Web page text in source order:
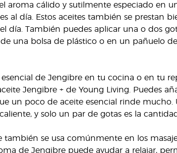
aroma cálido y sutilmente especiado en
al día. Estos aceites también se prestan
día. También puedes aplicar una o dos
una bolsa de plástico o en un pañuelo
de Jengibre en tu cocina o en tu
Jengibre + de Young Living. Puedes
un poco de aceite esencial rinde
y solo un par de gotas es la
también se usa comúnmente en los
de Jengibre puede ayudar a relajar,